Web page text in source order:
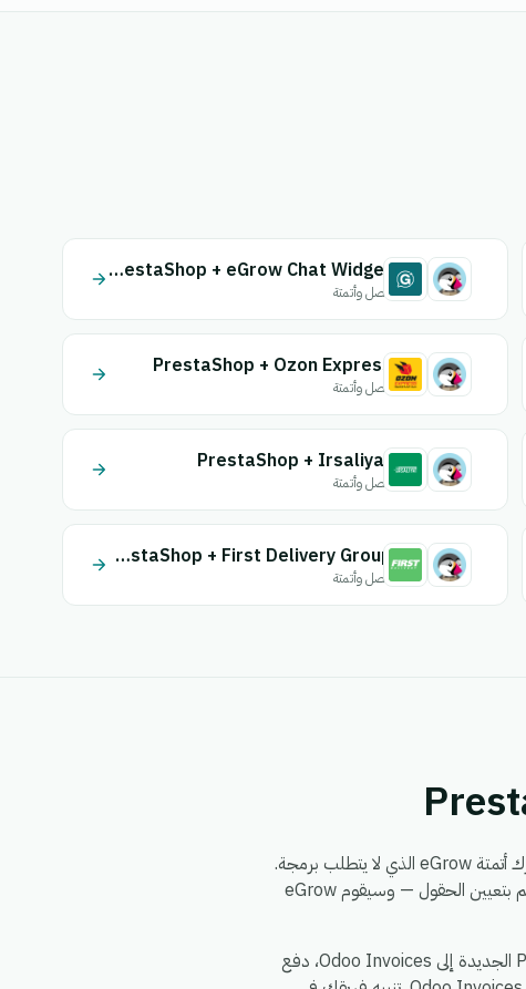
PrestaShop + eGrow Chat Widget
اتصل وأتمتة
PrestaShop + Ozon Express
اتصل وأتمتة
PrestaShop + Irsaliyat
اتصل وأتمتة
PrestaShop + First Delivery Group
اتصل وأتمتة
من خلال محرك أتمتة eGrow الذي لا يتطلب برمجة.
يمكنك بناء سير العمل مرة واحدة — اختر مشغلاً من PrestaShop، وحدد إجراءً في Odoo Invoices، وقم بتعيين الحقول — وسيقوم eGrow
الأمور الشائعة التي تقوم الفرق بأتمتتها بين PrestaShop و Odoo Invoices: مزامنة سجلات PrestaShop الجديدة إلى Odoo Invoices، دفع